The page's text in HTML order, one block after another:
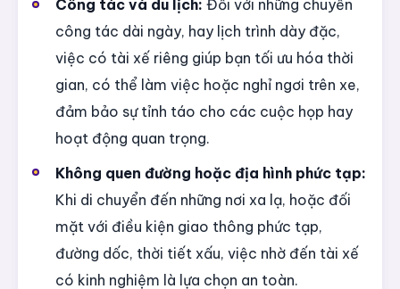
Công tác và du lịch: Đối với những chuyến
công tác dài ngày, hay lịch trình dày đặc,
việc có tài xế riêng giúp bạn tối ưu hóa thời
gian, có thể làm việc hoặc nghỉ ngơi trên xe,
đảm bảo sự tỉnh táo cho các cuộc họp hay
hoạt động quan trọng.
Không quen đường hoặc địa hình phức tạp:
Khi di chuyển đến những nơi xa lạ, hoặc đối
mặt với điều kiện giao thông phức tạp,
đường dốc, thời tiết xấu, việc nhờ đến tài xế
có kinh nghiệm là lựa chọn an toàn.